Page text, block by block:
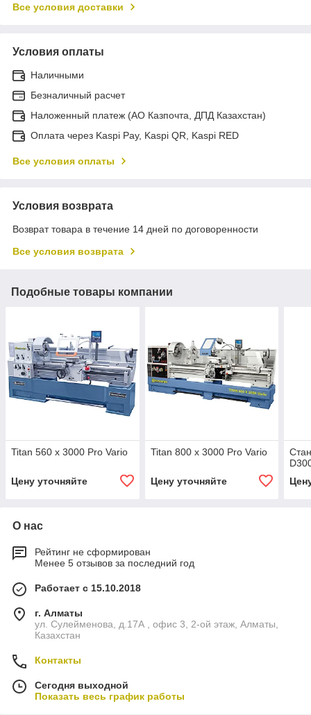
Все условия доставки
Условия оплаты
Наличными
Безналичный расчет
Наложенный платеж (АО Казпочта, ДПД Казахстан)
Оплата через Kaspi Pay, Kaspi QR, Kaspi RED
Все условия оплаты
Условия возврата
Возврат товара в течение 14 дней по договоренности
Все условия возврата
Подобные товары компании
Titan 560 x 3000 Pro Vario
Цену уточняйте
Titan 800 x 3000 Pro Vario
Цену уточняйте
О нас
Рейтинг не сформирован
Менее 5 отзывов за последний год
Работает с 15.10.2018
г. Алматы
ул. Сулейменова, д.17А , офис 3, 2-ой этаж, Алматы,
Казахстан
Контакты
Сегодня выходной
Показать весь график работы